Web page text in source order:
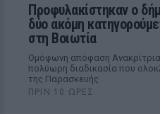
Προφυλακίστηκαν ο
δύο ακόμη
στη Βοιωτία
Ομόφωνη απόφαση
πολύωρη διαδικασία που
της Παρασκευής
ΠΡΙΝ 10 ΏΡΕΣ